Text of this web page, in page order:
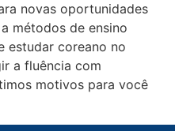
novas oportunidades
métodos de ensino
estudar coreano no
a fluência com
motivos para você